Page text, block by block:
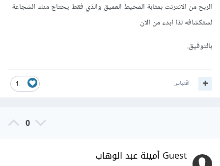
الربح من الانترنت بمثابة المحيط العميق والذي فقط يحتاج منك الشجاعة
لستكشافه لذا ابدء من الان
بالتوفيق.
1 اقتباس
0
Guest أمينة عبد الوهاب